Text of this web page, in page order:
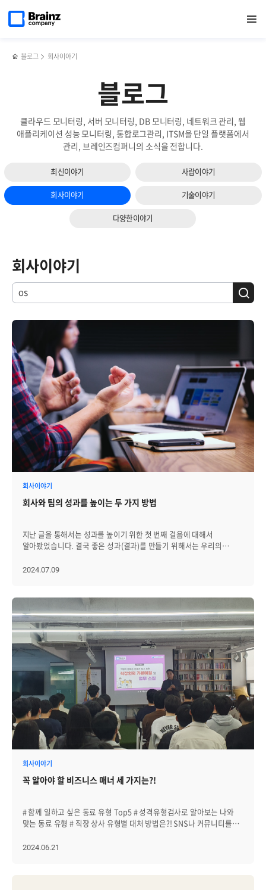
열기
페이지로
블로그 회사이야기
블로그
클라우드 모니터링, 서버 모니터링, DB 모니터링, 네트워크 관리, 웹
애플리케이션 성능 모니터링, 통합로그관리, ITSM을 단일 플랫폼에서
관리, 브레인즈컴퍼니의 소식을 전합니다.
최신이야기 사람이야기
회사이야기 기술이야기
다양한이야기
회사이야기
회사이야기
회사와 팀의 성과를 높이는 두 가지 방법
지난 글을 통해서는 성과를 높이기 위한 첫 번째 걸음에 대해서
알아봤었습니다. 결국 좋은 성과(결과)를 만들기 위해서는 우리의
관리하는 것이 핵심이죠. (지난 글 보기) '개인'의 차원에서는 에너지와
Adobe, 구글 등 꾸준한 성공을 만들어내는 팀과 회사들의 사례를
통해서, 어떻게 하면 '팀'으로서 성공할 수 있는지 자세히
살펴보겠습니다. │기본 중의 기본이자 핵심은 '명확한 커뮤니케이션'
'지금 내가 제대로 이해한 걸까?' '내가 미팅 때 이야기 한건 이게 아닌데,
왜 이런 결과물이 나왔지?' '왜 미팅을 하면 오히려 더 혼란스러워 질까?'
다른 구성원과 함께 일하다 보면 적지 않게 겪게 되는 고민입니다.
이메일, 화상회의, 메신저 등 사내 구성원 간의 소통을 위한 도구들은
발전하고 있지만, 명확하지 못한 커뮤니케이션으로 인한 비효율성이
점점 더 증가하고 있습니다. 미국에 위치한 전문 회사인 Weber
Shandwick에 따르면 불충분한 커뮤니케이션이 지속될 경우 직원의
70% 이상이 업무능률이 심각하게 저하된다고 합니다. 또한 SIS
International Research는 불명확한 커뮤니케이션으로 인해 연간
기업들이 겪는 손실이 평균 6억 원에 이른다는 연구결과를 발표하기도
했습니다. 불명확한 소통으로 인한 과도한 스트레스 따라서 구성원 간의
명확한 커뮤니케이션을 통해 오해를 줄이고 협력을 강화하는 것이 매우
하는 걸까요? [1] 리더(CEO, 경영진, 팀장)의 직접적이고 투명한 소통 각
변화 사항을 주기적으로 투명하게 공유하는 것이 중요합니다. 이는
직원의 신뢰를 쌓고, 조직 전체의 목표에 대한 이해와 참여를 높이며,
변화에 대한 저하를 감소시켜줍니다. Microsoft의 사티야 나달리가
공유하는 것과 Salesforce의 마크 배니 오프가 다양한 프로세스를 통해
2024.07.09
회사이야기
꼭 알아야 할 비즈니스 매너 세 가지는?!
# 함께 일하고 싶은 동료 유형 Top5 # 성격유형검사로 알아보는 나와
맞는 동료 유형 # 직장 상사 유형별 대처 방법은?! SNS나 커뮤니티를
하는지 못지않게 내가 '어떤 사람들'과 함께 일하는지가 점점 더 중요한
2024.06.21